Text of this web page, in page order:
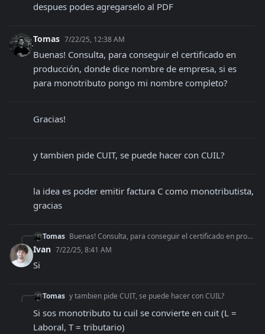
despues podes agregarselo al PDF
Tomas 7/22/25, 12:38 AM
Buenas! Consulta, para conseguir el certificado en
producción, donde dice nombre de empresa, si es
para monotributo pongo mi nombre completo?
Gracias!
y tambien pide CUIT, se puede hacer con CUIL?
la idea es poder emitir factura C como monotributista,
gracias
Tomas Buenas! Consulta, para conseguir el certificado en producción, donde dice nombre de empresa, si es para monotributo pongo mi nombre completo?
Ivan 7/22/25, 8:41 AM
Si
Tomas y tambien pide CUIT, se puede hacer con CUIL?
Si sos monotributo tu cuil se convierte en cuit (L =
Laboral, T = tributario)